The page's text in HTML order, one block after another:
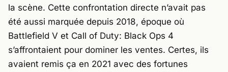
la scène. Cette confrontation directe n’avait pas
été aussi marquée depuis 2018, époque où
Battlefield V et Call of Duty: Black Ops 4
s’affrontaient pour dominer les ventes. Certes, ils
avaient remis ça en 2021 avec des fortunes